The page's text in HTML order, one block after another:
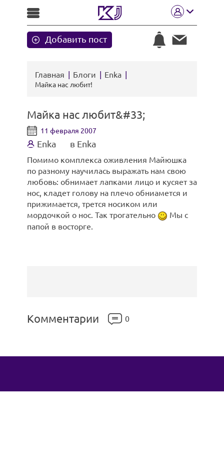
Добавить пост
Главная Блоги Enka
Майка нас любит!
Майка нас любит&#33;
11 февраля 2007
Enka в Enka
Помимо комплекса оживления Майюшка
по разному научилась выражать нам свою
любовь: обнимает лапками лицо и кусяет за
нос, кладет голову на плечо обниамется и
прижимается, трется носиком или
мордочкой о нос. Так трогательно
Мы с
папой в восторге.
Комментарии 0